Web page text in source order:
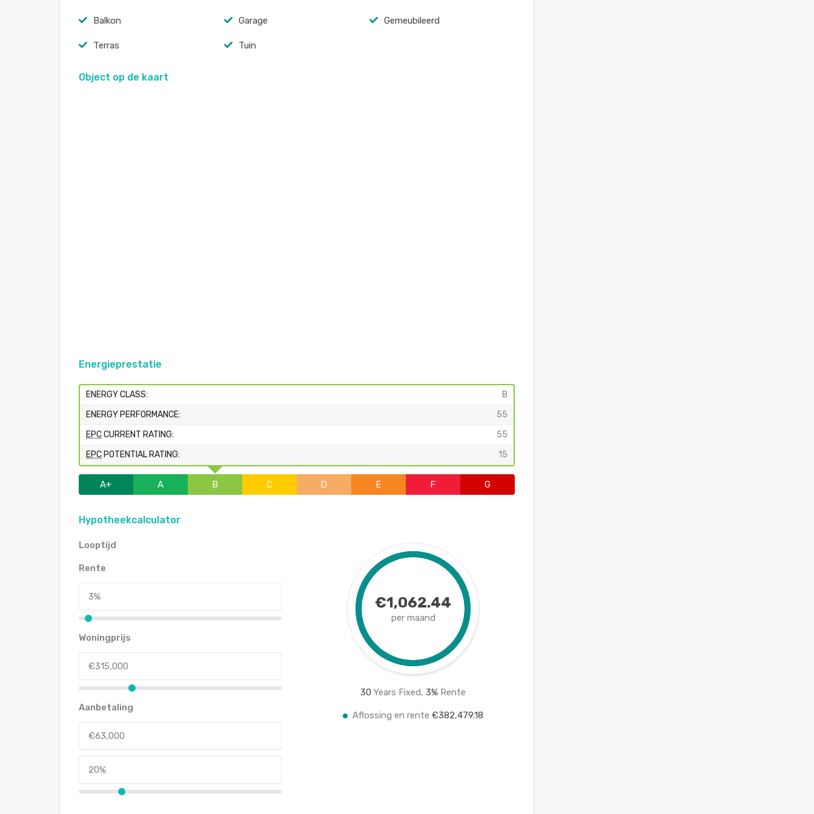
Balkon Garage Gemeubileerd
Terras Tuin
Object op de kaart
Energieprestatie
ENERGY CLASS:
B
ENERGY PERFORMANCE:
55
EPCCURRENT RATING:
55
EPC POTENTIAL RATING: 15
A+ A B C D E F G
Hypotheekcalculator
Looptijd
Rente
Woningprijs
Aanbetaling
€1,062.44
per maand
30 Years Fixed,3% Rente
Aflossing en rente€382,479.18